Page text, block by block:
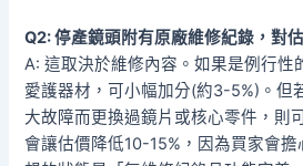
Q2: 停產鏡頭附有原廠維修紀錄，對
A: 這取決於維修內容。如果是例行性
愛護器材，可小幅加分(約3-5%)。但
大故障而更換過鏡片或核心零件，則
會讓估價降低10-15%，因為買家會